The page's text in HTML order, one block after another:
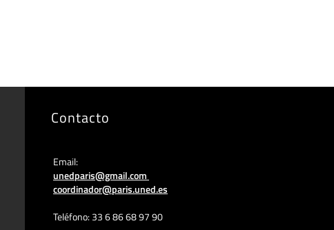
Contacto
Email:
unedparis@gmail.com
coordinador@paris.uned.es
Teléfono: 33 6 86 68 97 90